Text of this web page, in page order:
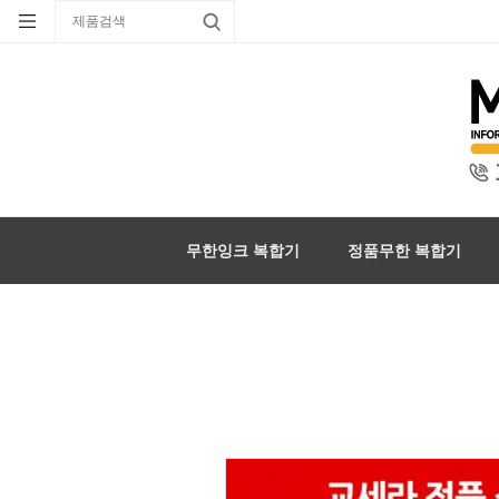
무한잉크 복합기 정품무한 복합기